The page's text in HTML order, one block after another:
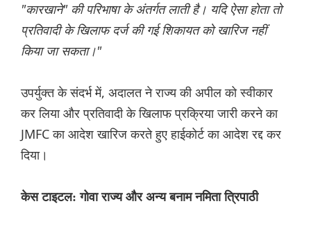
"कारखाने" की परिभाषा के अंतर्गत लाती है। यदि ऐसा होता तो
प्रतिवादी के खिलाफ दर्ज की गई शिकायत को खारिज नहीं
किया जा सकता।"
उपर्युक्त के संदर्भ में, अदालत ने राज्य की अपील को स्वीकार
कर लिया और प्रतिवादी के खिलाफ प्रक्रिया जारी करने का
JMFC का आदेश खारिज करते हुए हाईकोर्ट का आदेश रद्द कर
दिया।
केस टाइटल: गोवा राज्य और अन्य बनाम नमिता त्रिपाठी